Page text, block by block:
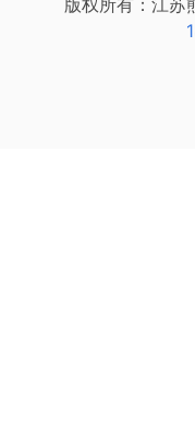
版权所有：江苏